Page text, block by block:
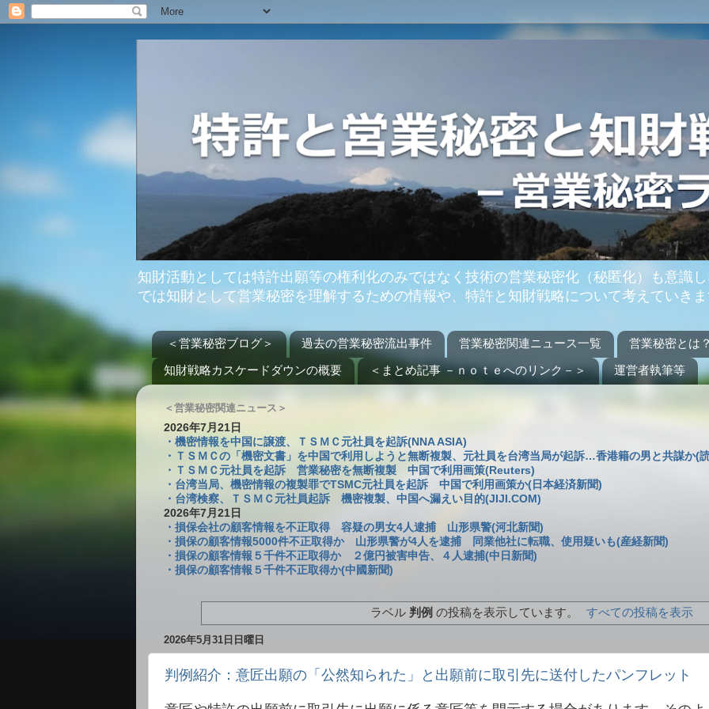
知財活動としては特許出願等の権利化のみではなく技術の営業秘密化（秘匿化）も意識
では知財として営業秘密を理解するための情報や、特許と知財戦略について考えていき
＜営業秘密ブログ＞ 過去の営業秘密流出事件 営業秘密関連ニュース一覧
営業秘密とは
知財戦略カスケードダウンの概要
＜まとめ記事 －ｎｏｔｅへのリンク－＞ 運営者執筆等
＜営業秘密関連ニュース＞
2026年7月21日
・機密情報を中国に譲渡、ＴＳＭＣ元社員を起訴(NNA ASIA)
・ＴＳＭＣの「機密文書」を中国で利用しようと無断複製、元社員を台湾当局が起訴…香港籍の男と共謀か(
・ＴＳＭＣ元社員を起訴 営業秘密を無断複製 中国で利用画策(Reuters)
・台湾当局、機密情報の複製罪でTSMC元社員を起訴 中国で利用画策か(日本経済新聞)
・台湾検察、ＴＳＭＣ元社員起訴 機密複製、中国へ漏えい目的(JIJI.COM)
2026年7月21日
・損保会社の顧客情報を不正取得 容疑の男女4人逮捕 山形県警(河北新聞)
・損保の顧客情報5000件不正取得か 山形県警が4人を逮捕 同業他社に転職、使用疑いも(産経新聞)
・損保の顧客情報５千件不正取得か ２億円被害申告、４人逮捕(中日新聞)
・損保の顧客情報５千件不正取得か(中國新聞)
ラベル 判例 の投稿を表示しています。 すべての投稿を表示
2026年5月31日日曜日
判例紹介：意匠出願の「公然知られた」と出願前に取引先に送付したパンフレット